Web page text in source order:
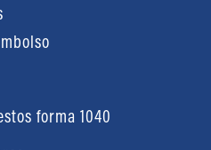
forma 1040